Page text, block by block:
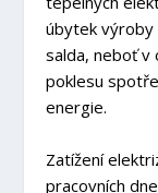
úbytek
salda, neboť v
poklesu
energie.
Zatížení
pracovních